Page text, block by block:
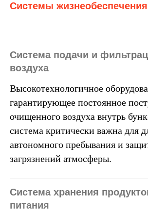
Системы
Система подачи и
воздуха
Высокотехнологичное
гарантирующее постоянное
очищенного воздуха внутрь
система критически важна для
автономного пребывания и
загрязнений атмосферы.
Система хранения
питания